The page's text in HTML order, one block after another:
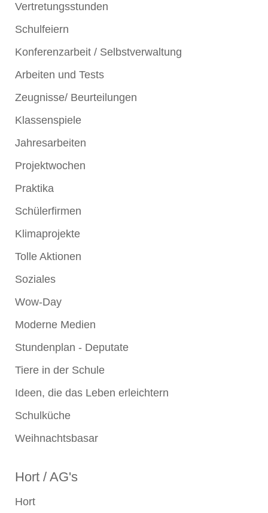
Vertretungsstunden
Schulfeiern
Konferenzarbeit / Selbstverwaltung
Arbeiten und Tests
Zeugnisse/ Beurteilungen
Klassenspiele
Jahresarbeiten
Projektwochen
Praktika
Schülerfirmen
Klimaprojekte
Tolle Aktionen
Soziales
Wow-Day
Moderne Medien
Stundenplan - Deputate
Tiere in der Schule
Ideen, die das Leben erleichtern
Schulküche
Weihnachtsbasar
Hort / AG's
Hort